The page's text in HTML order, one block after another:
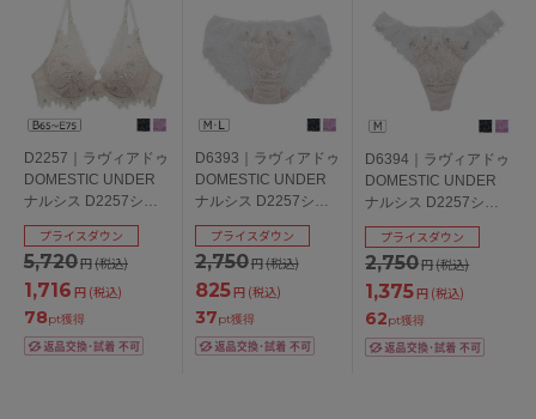
D2257｜ラヴィアドゥ
DOMESTIC UNDER
ナルシス D2257シリ
ーズ ブラジャー単品
全3色 B-E/65-75
5,720円(税込)
プライスダウン
1,716 円 (税込)
78pt獲得
D6393｜ラヴィアドゥ
DOMESTIC UNDER
ナルシス D2257シリ
ーズ スタンダードシ
ョーツ 全3色 M/L
2,750円(税込)
プライスダウン
825円 (税込)
37pt獲得
D6394｜ラヴィアドゥ
DOMESTIC UNDER
ナルシス D2257シリ
ーズ Ｔバックショー
ツ 全3色 M
2,750円(税込)
プライスダウン
1,375円 (税込)
62pt獲得